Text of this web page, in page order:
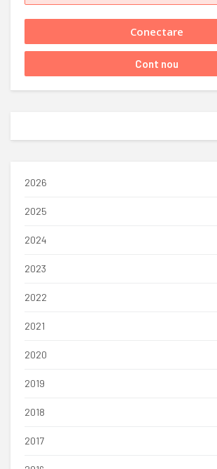
2026
2025
2024
2023
2022
2021
2020
2019
2018
2017